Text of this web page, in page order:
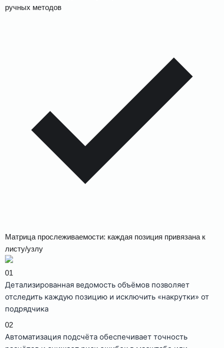
ручных методов
Матрица прослеживаемости: каждая позиция привязана к
листу/узлу
01
Детализированная ведомость объёмов позволяет
отследить каждую позицию и исключить «накрутки» от
подрядчика
02
Автоматизация подсчёта обеспечивает точность